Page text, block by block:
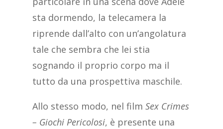
sta dormendo, la telecamera la
riprende dall’alto con un’angolatura
tale che sembra che lei stia
sognando il proprio corpo ma il
tutto da una prospettiva maschile.
Allo stesso modo, nel film Sex Crimes
– Giochi Pericolosi, è presente una